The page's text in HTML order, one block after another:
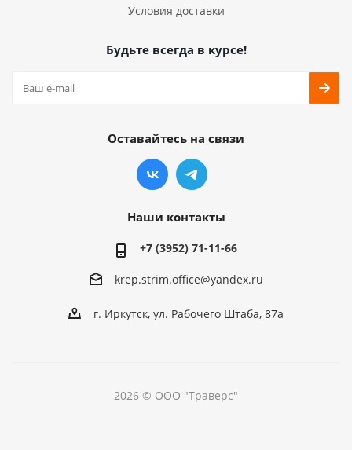
Условия доставки
Будьте всегда в курсе!
Оставайтесь на связи
Наши контакты
+7 (3952) 71-11-66
krep.strim.office@yandex.ru
г. Иркутск, ул. Рабочего Штаба, 87а
2026 © ООО "Траверс"